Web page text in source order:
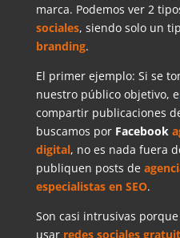
marca. Podemos ver 2
sociales, siendo solo un
branding.
El primer ejemplo: Si se
nuestro público objetivo,
compartir publicaciones
buscamos por Facebook
digital, no es nada fuera
publiquen posts de
especialistas en SEO.
Son casi intrusivas
usar redes sociales